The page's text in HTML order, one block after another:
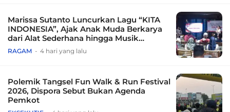
Marissa Sutanto Luncurkan Lagu “KITA
INDONESIA”, Ajak Anak Muda Berkarya
dari Alat Sederhana hingga Musik
Tradisional
RAGAM 4 hari yang lalu
Polemik Tangsel Fun Walk & Run Festival
2026, Dispora Sebut Bukan Agenda
Pemkot